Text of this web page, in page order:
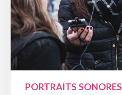
PORTRAITS SONORES